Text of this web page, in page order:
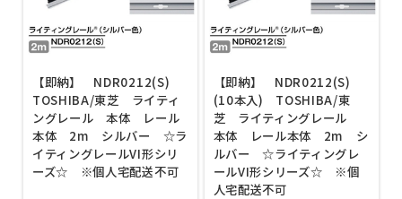
【即納】 NDR0212(S)
TOSHIBA/東芝 ライティ
ングレール 本体 レール
本体 2m シルバー ☆ラ
イティングレールVI形シリ
ーズ☆ ※個人宅配送不可
【即納】 NDR0212(S)
(10本入) TOSHIBA/東
芝 ライティングレール
本体 レール本体 2m シ
ルバー ☆ライティングレ
ールVI形シリーズ☆ ※個
人宅配送不可